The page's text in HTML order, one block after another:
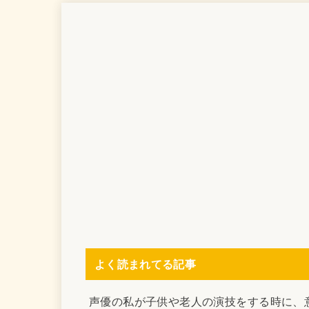
よく読まれてる記事
声優の私が子供や老人の演技をする時に、